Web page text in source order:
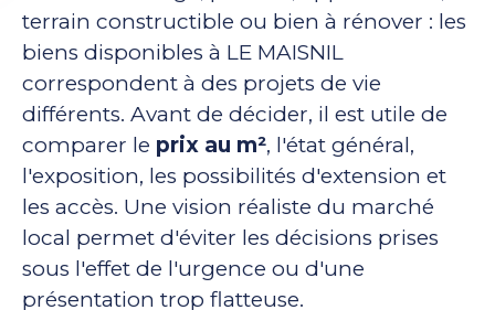
terrain constructible ou bien à rénover : les
biens disponibles à LE MAISNIL
correspondent à des projets de vie
différents. Avant de décider, il est utile de
comparer le prix au m², l'état général,
l'exposition, les possibilités d'extension et
les accès. Une vision réaliste du marché
local permet d'éviter les décisions prises
sous l'effet de l'urgence ou d'une
présentation trop flatteuse.